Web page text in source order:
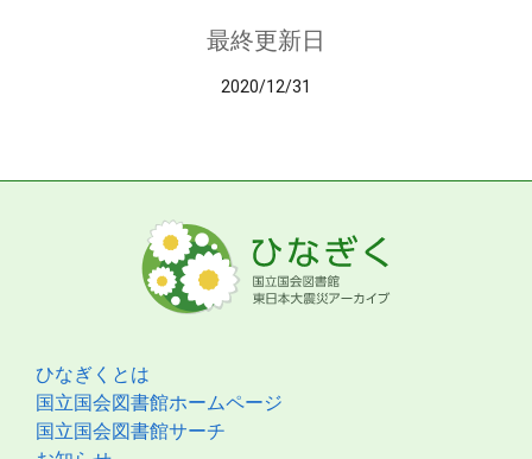
最終更新日
2020/12/31
ひなぎくとは
国立国会図書館ホームページ
国立国会図書館サーチ